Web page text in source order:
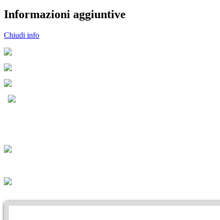
Informazioni aggiuntive
Chiudi info